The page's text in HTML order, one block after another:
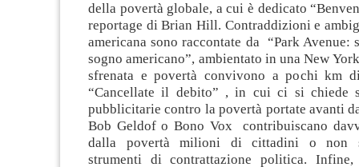
della povertà globale, a cui è dedicato
reportage di Brian Hill. Contraddizioni e
americana sono raccontate da “Park Avenue:
sogno americano”, ambientato in una New
sfrenata e povertà convivono a pochi km
“Cancellate il debito” , in cui ci si chiede
pubblicitarie contro la povertà portate avanti
Bob Geldof o Bono Vox contribuiscano
dalla povertà milioni di cittadini o non
strumenti di contrattazione politica.